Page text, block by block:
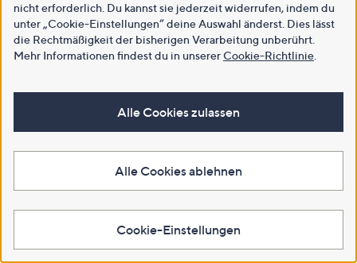
nicht erforderlich. Du kannst sie jederzeit widerrufen, indem du
unter „Cookie-Einstellungen“ deine Auswahl änderst. Dies lässt
die Rechtmäßigkeit der bisherigen Verarbeitung unberührt.
Mehr Informationen findest du in unsererCookie-Richtlinie
Alle Cookies zulassen
Alle Cookies ablehnen
Cookie-Einstellungen